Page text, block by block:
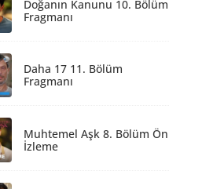
Doğanın Kanunu 10. Bölüm
Fragmanı
Daha 17 11. Bölüm
Fragmanı
Muhtemel Aşk 8. Bölüm Ön
İzleme